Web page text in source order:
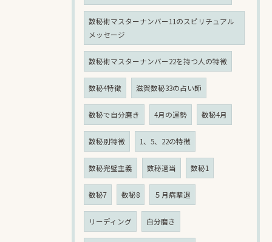
数秘術マスターナンバー11のスピリチュアル
メッセージ
数秘術マスターナンバー22を持つ人の特徴
数秘4特徴 滋賀数秘33の占い師
数秘で自分磨き 4月の運勢 数秘4月
数秘別特徴 1、5、22の特徴
数秘完璧主義 数秘適当 数秘1
数秘7 数秘8 ５月病撃退
リーディング 自分磨き